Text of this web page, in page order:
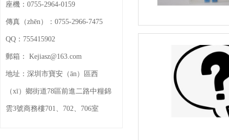
座機： 0755-2964-0159
傳真（zhēn）： 0755-2966-7475
QQ： 755415902
郵箱： Kejiasz@163.com
地址： 深圳市寶安（ān）區西
（xī）鄉街道78區前進二路中糧錦
雲3號商務樓701、702、706室